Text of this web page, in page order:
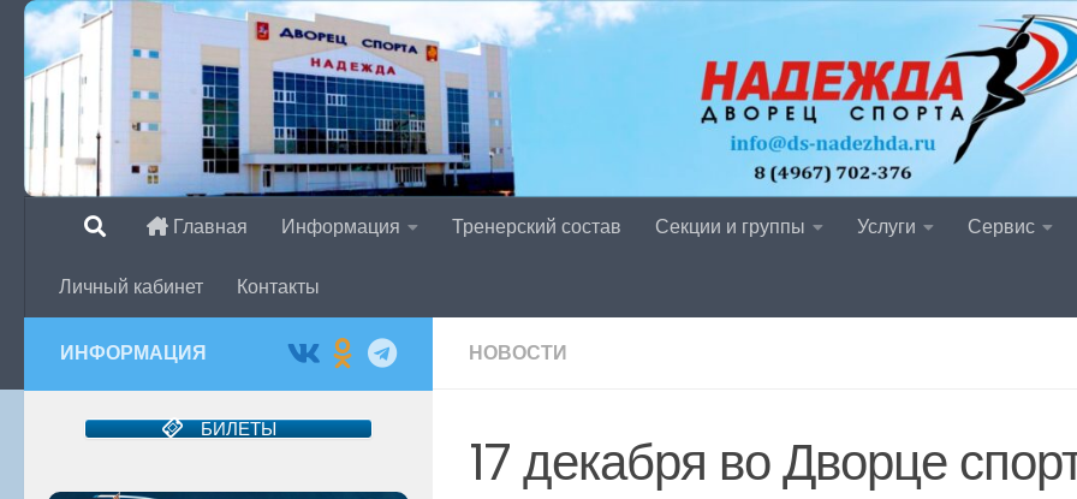
Перейти к содержимому
Главная Информация Тренерский состав Секции и группы Услуги Сервис
Личный кабинет Контакты
НОВОСТИ
17 декабря во Дворце
ИНФОРМАЦИЯ
БИЛЕТЫ